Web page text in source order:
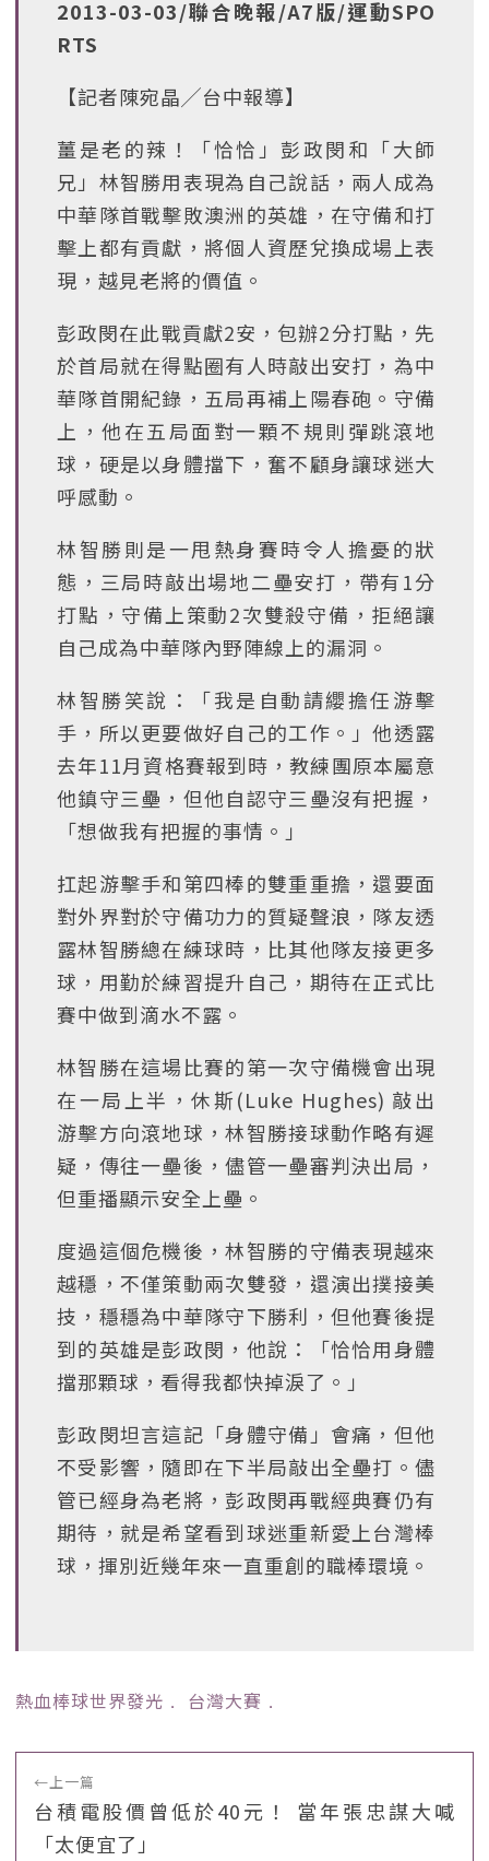
2013-03-03/聯合晚報/A7版/運動SPO
RTS
【記者陳宛晶╱台中報導】
薑是老的辣！「恰恰」彭政閔和「大師
兄」林智勝用表現為自己說話，兩人成為
中華隊首戰擊敗澳洲的英雄，在守備和打
擊上都有貢獻，將個人資歷兌換成場上表
現，越見老將的價值。
彭政閔在此戰貢獻2安，包辦2分打點，先
於首局就在得點圈有人時敲出安打，為中
華隊首開紀錄，五局再補上陽春砲。守備
上，他在五局面對一顆不規則彈跳滾地
球，硬是以身體擋下，奮不顧身讓球迷大
呼感動。
林智勝則是一甩熱身賽時令人擔憂的狀
態，三局時敲出場地二壘安打，帶有1分
打點，守備上策動2次雙殺守備，拒絕讓
自己成為中華隊內野陣線上的漏洞。
林智勝笑說：「我是自動請纓擔任游擊
手，所以更要做好自己的工作。」他透露
去年11月資格賽報到時，教練團原本屬意
他鎮守三壘，但他自認守三壘沒有把握，
「想做我有把握的事情。」
扛起游擊手和第四棒的雙重重擔，還要面
對外界對於守備功力的質疑聲浪，隊友透
露林智勝總在練球時，比其他隊友接更多
球，用勤於練習提升自己，期待在正式比
賽中做到滴水不露。
林智勝在這場比賽的第一次守備機會出現
在一局上半，休斯(Luke Hughes) 敲出
游擊方向滾地球，林智勝接球動作略有遲
疑，傳往一壘後，儘管一壘審判決出局，
但重播顯示安全上壘。
度過這個危機後，林智勝的守備表現越來
越穩，不僅策動兩次雙發，還演出撲接美
技，穩穩為中華隊守下勝利，但他賽後提
到的英雄是彭政閔，他說：「恰恰用身體
擋那顆球，看得我都快掉淚了。」
彭政閔坦言這記「身體守備」會痛，但他
不受影響，隨即在下半局敲出全壘打。儘
管已經身為老將，彭政閔再戰經典賽仍有
期待，就是希望看到球迷重新愛上台灣棒
球，揮別近幾年來一直重創的職棒環境。
熱血棒球世界發光 ﹒ 台灣大賽 ﹒
←上一篇
台積電股價曾低於40元！ 當年張忠謀大喊
「太便宜了」